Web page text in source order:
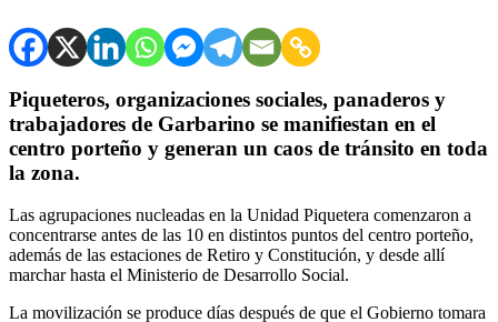
Piqueteros, organizaciones sociales, panaderos y
trabajadores de Garbarino se manifiestan en el
centro porteño y generan un caos de tránsito en toda
la zona.
Las agrupaciones nucleadas en la Unidad Piquetera comenzaron a
concentrarse antes de las 10 en distintos puntos del centro porteño,
además de las estaciones de Retiro y Constitución, y desde allí
marchar hasta el Ministerio de Desarrollo Social.
La movilización se produce días después de que el Gobierno tomara